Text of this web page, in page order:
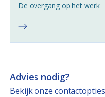
De overgang op het werk
Advies nodig?
Bekijk onze contactopties